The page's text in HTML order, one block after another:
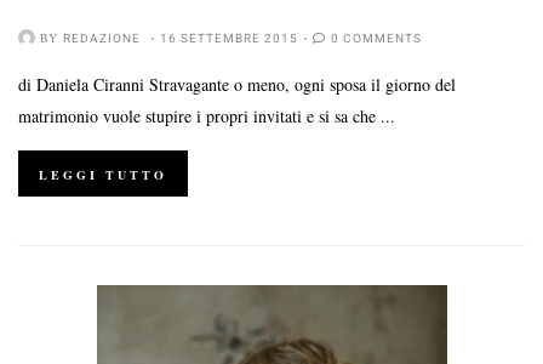
BY REDAZIONE 16 SETTEMBRE 2015 0 COMMENTS
di Daniela Ciranni Stravagante o meno, ogni sposa il giorno del
matrimonio vuole stupire i propri invitati e si sa che ...
LEGGI TUTTO